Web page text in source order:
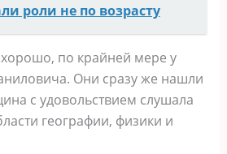
роли не по возрасту
по крайней мере у
Они сразу же нашли
с удовольствием слушала
географии, физики и